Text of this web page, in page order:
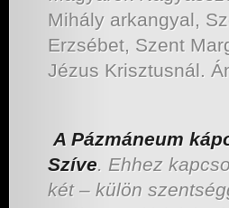
Mihály arkangyal,
Erzsébet, Szent
Jézus Krisztusnál.
A Pázmáneum
Szíve. Ehhez
két – külön